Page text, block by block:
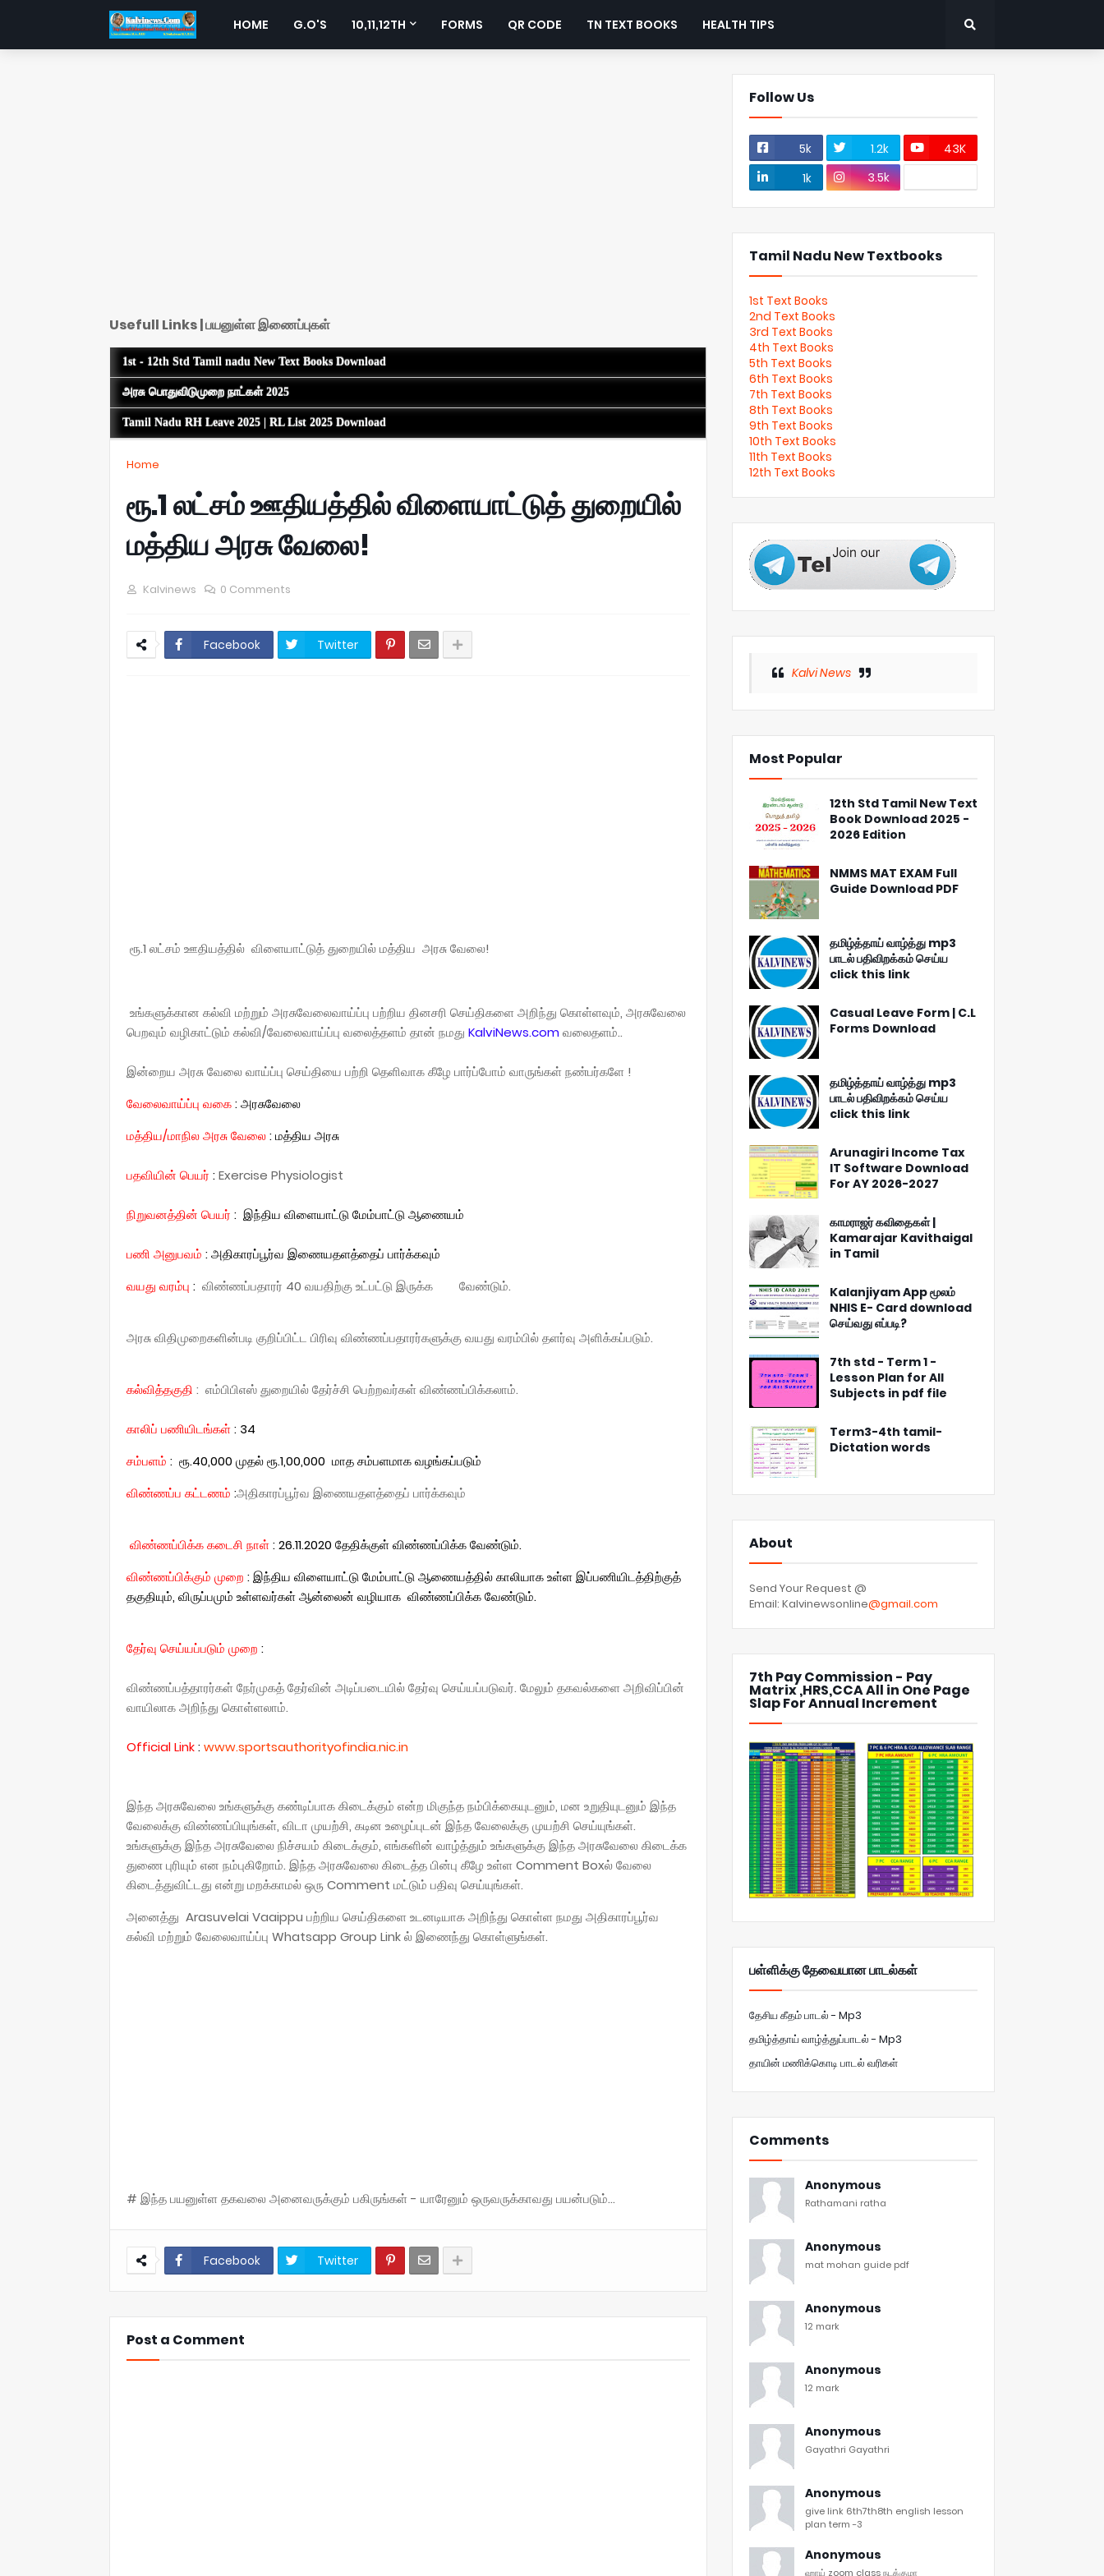
HOME G.O'S 10,11,12TH FORMS QR CODE TN TEXT BOOKS HEALTH TIPS
Usefull Links | பயனுள்ள இணைப்புகள்
1st - 12th Std Tamil nadu New Text Books Download
அரசு பொதுவிடுமுறை நாட்கள் 2025
Tamil Nadu RH Leave 2025 | RL List 2025 Download
Home
ரூ.1 லட்சம் ஊதியத்தில் விளையாட்டுத் துறையில்
மத்திய அரசு வேலை!
Kalvinews 0 Comments
Facebook Twitter
ரூ.1 லட்சம் ஊதியத்தில் விளையாட்டுத் துறையில் மத்திய அரசு வேலை!
உங்களுக்கான கல்வி மற்றும் அரசுவேலைவாய்ப்பு பற்றிய தினசரி செய்திகளை அறிந்து கொள்ளவும், அரசுவேலை
பெறவும் வழிகாட்டும் கல்வி/வேலைவாய்ப்பு வலைத்தளம் தான் நமது KalviNews.comவலைதளம்..
இன்றைய அரசு வேலை வாய்ப்பு செய்தியை பற்றி தெளிவாக கீழே பார்ப்போம் வாருங்கள் நண்பர்களே !
வேலைவாய்ப்பு வகை:அரசுவேலை
மத்திய/மாநில அரசு வேலை: மத்திய அரசு
பதவியின் பெயர் :Exercise Physiologist
நிறுவனத்தின் பெயர் : இந்திய விளையாட்டு மேம்பாட்டு ஆணையம்
பணி அனுபவம் : அதிகாரப்பூர்வ இணையதளத்தைப் பார்க்கவும்
வயது வரம்பு : விண்ணப்பதாரர் 40 வயதிற்கு உட்பட்டு இருக்க வேண்டும்.
அரசு விதிமுறைகளின்படி குறிப்பிட்ட பிரிவு விண்ணப்பதாரர்களுக்கு வயது வரம்பில் தளர்வு அளிக்கப்படும்.
கல்வித்தகுதி : எம்பிபிஎஸ் துறையில் தேர்ச்சி பெற்றவர்கள் விண்ணப்பிக்கலாம்.
காலிப் பணியிடங்கள்: 34
சம்பளம் : ரூ.40,000 முதல் ரூ.1,00,000 மாத சம்பளமாக வழங்கப்படும்
விண்ணப்ப கட்டணம் :அதிகாரப்பூர்வ இணையதளத்தைப் பார்க்கவும்
விண்ணப்பிக்க கடைசி நாள்: 26.11.2020 தேதிக்குள் விண்ணப்பிக்க வேண்டும்.
விண்ணப்பிக்கும் முறை : இந்திய விளையாட்டு மேம்பாட்டு ஆணையத்தில் காலியாக உள்ள இப்பணியிடத்திற்குத்
தகுதியும், விருப்பமும் உள்ளவர்கள் ஆன்லைன் வழியாக விண்ணப்பிக்க வேண்டும்.
தேர்வு செய்யப்படும் முறை :
விண்ணப்பத்தாரர்கள் நேர்முகத் தேர்வின் அடிப்படையில் தேர்வு செய்யப்படுவர். மேலும் தகவல்களை அறிவிப்பின்
வாயிலாக அறிந்து கொள்ளலாம்.
OfficialLink:www.sportsauthorityofindia.nic.in
இந்த அரசுவேலை உங்களுக்கு கண்டிப்பாக கிடைக்கும் என்ற மிகுந்த நம்பிக்கையுடனும், மன உறுதியுடனும் இந்த
வேலைக்கு விண்ணப்பியுங்கள், விடா முயற்சி, கடின உழைப்புடன் இந்த வேலைக்கு முயற்சி செய்யுங்கள்.
உங்களுக்கு இந்த அரசுவேலை நிச்சயம் கிடைக்கும், எங்களின் வாழ்த்தும் உங்களுக்கு இந்த அரசுவேலை கிடைக்க
துணை புரியும் என நம்புகிறோம். இந்த அரசுவேலை கிடைத்த பின்பு கீழே உள்ள Comment Boxல் வேலை
கிடைத்துவிட்டது என்று மறக்காமல் ஒரு Comment மட்டும் பதிவு செய்யுங்கள்.
அனைத்து Arasuvelai Vaaippu பற்றிய செய்திகளை உடனடியாக அறிந்து கொள்ள நமது அதிகாரப்பூர்வ
கல்வி மற்றும் வேலைவாய்ப்பு Whatsapp Group Link ல் இணைந்து கொள்ளுங்கள்.
# இந்த பயனுள்ள தகவலை அனைவருக்கும் பகிருங்கள் - யாரேனும் ஒருவருக்காவது பயன்படும்...
Facebook Twitter
Post a Comment
Follow Us
5k 1.2k
43K
1k
3.5k
Tamil Nadu New Textbooks
1st Text Books
2nd Text Books
3rd Text Books
4th Text Books
5th Text Books
6th Text Books
7th Text Books
8th Text Books
9th Text Books
10th Text Books
11th Text Books
12th Text Books
Kalvi News
Most Popular
12th Std Tamil New Text
Book Download 2025 -
2026 Edition
NMMS MAT EXAM Full
Guide Download PDF
தமிழ்த்தாய் வாழ்த்து mp3
பாடல் பதிவிறக்கம் செய்ய
click this link
Casual Leave Form | C.L
Forms Download
தமிழ்த்தாய் வாழ்த்து mp3
பாடல் பதிவிறக்கம் செய்ய
click this link
Arunagiri Income Tax
IT Software Download
For AY 2026-2027
காமராஜர் கவிதைகள் |
Kamarajar Kavithaigal
in Tamil
Kalanjiyam App மூலம்
NHIS E- Card download
செய்வது எப்படி?
7th std - Term 1 -
Lesson Plan for All
Subjects in pdf file
Term3-4th tamil-
Dictation words
About
Send Your Request @
Email: Kalvinewsonline@gmail.com
7th Pay Commission - Pay
Matrix ,HRS,CCA All in One Page
Slap For Annual Increment
பள்ளிக்கு தேவையான பாடல்கள்
தேசிய கீதம் பாடல் - Mp3
தமிழ்த்தாய் வாழ்த்துப்பாடல் - Mp3
தாயின் மணிக்கொடி பாடல் வரிகள்
Comments
Anonymous
Rathamani ratha
Anonymous
mat mohan guide pdf
Anonymous
12 mark
Anonymous
12 mark
Anonymous
Gayathri Gayathri
Anonymous
give link 6th7th8th english lesson
plan term -3
Anonymous
ஹாய் zoom class நடக்குமா